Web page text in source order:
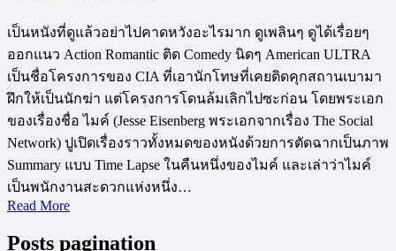
เป็นหนังที่ดูแล้วอย่าไปคาดหวังอะไรมาก ดูเพลินๆ ดูได้เรื่อยๆ
ออกแนว Action Romantic ติด Comedy นิดๆ American ULTRA
เป็นชื่อโครงการของ CIA ที่เอานักโทษที่เคยติดคุกสถานเบามา
ฝึกให้เป็นนักฆ่า แต่โครงการโดนล้มเลิกไปซะก่อน โดยพระเอก
ของเรื่องชื่อ ไมค์ (Jesse Eisenberg พระเอกจากเรื่อง The Social
Network) ปูเปิดเรื่องราวทั้งหมดของหนังด้วยการตัดฉากเป็นภาพ
Summary แบบ Time Lapse ในคืนหนึ่งของไมค์ และเล่าว่าไมค์
เป็นพนักงานสะดวกแห่งหนึ่ง…
Read More
Posts pagination